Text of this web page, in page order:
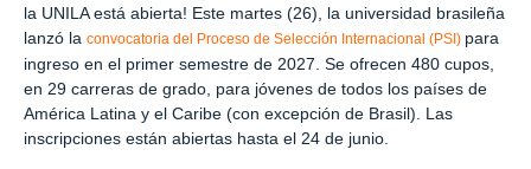
la UNILA está abierta! Este martes (26), la universidad brasileña
lanzó la convocatoria del Proceso de Selección Internacional (PSI) para
ingreso en el primer semestre de 2027. Se ofrecen 480 cupos,
en 29 carreras de grado, para jóvenes de todos los países de
América Latina y el Caribe (con excepción de Brasil). Las
inscripciones están abiertas hasta el 24 de junio.